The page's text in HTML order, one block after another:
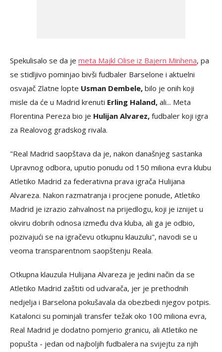
Spekulisalo se da je meta Majkl Olise iz Bajern Minhena, pa
se stidljivo pominjao bivši fudbaler Barselone i aktuelni
osvajač Zlatne lopte Usman Dembele, bilo je onih koji
misle da će u Madrid krenuti Erling Haland, ali... Meta
Florentina Pereza bio je Hulijan Alvarez, fudbaler koji igra
za Realovog gradskog rivala.
"Real Madrid saopštava da je, nakon današnjeg sastanka
Upravnog odbora, uputio ponudu od 150 miliona evra klubu
Atletiko Madrid za federativna prava igrača Hulijana
Alvareza. Nakon razmatranja i procjene ponude, Atletiko
Madrid je izrazio zahvalnost na prijedlogu, koji je iznijet u
okviru dobrih odnosa između dva kluba, ali ga je odbio,
pozivajući se na igračevu otkupnu klauzulu", navodi se u
veoma transparentnom saopštenju Reala.
Otkupna klauzula Hulijana Alvareza je jedini način da se
Atletiko Madrid zaštiti od udvarača, jer je prethodnih
nedjelja i Barselona pokušavala da obezbedi njegov potpis.
Katalonci su pominjali transfer težak oko 100 miliona evra,
Real Madrid je dodatno pomjerio granicu, ali Atletiko ne
popušta - jedan od najboljih fudbalera na svijejtu za njih